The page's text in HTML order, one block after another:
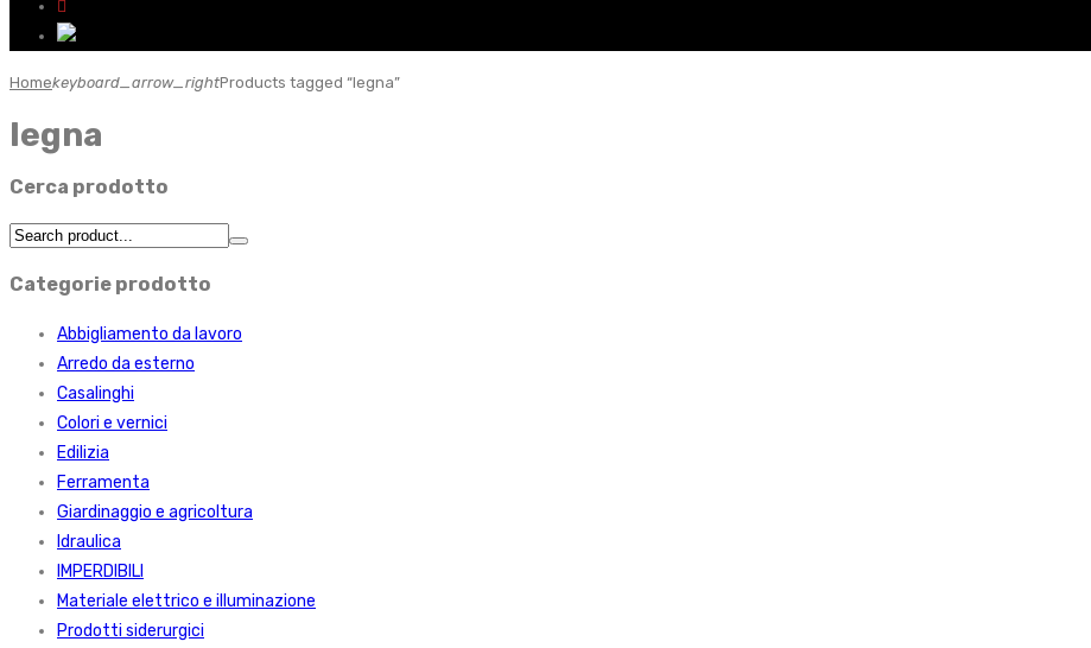
Homekeyboard_arrow_rightProducts tagged “legna”
legna
Cerca prodotto
Categorie prodotto
Abbigliamento da lavoro
Arredo da esterno
Casalinghi
Colori e vernici
Edilizia
Ferramenta
Giardinaggio e agricoltura
Idraulica
IMPERDIBILI
Materiale elettrico e illuminazione
Prodotti siderurgici